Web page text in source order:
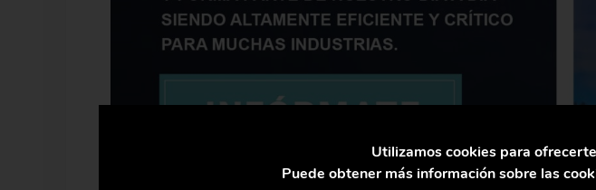
Utilizamos cookies para
Puede obtener más información sobre las